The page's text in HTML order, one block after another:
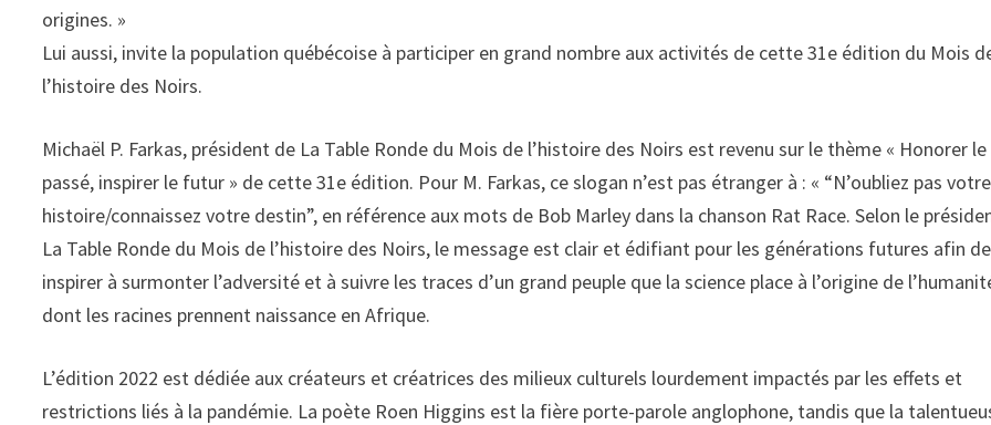
origines. »
Lui aussi, invite la population québécoise à participer en grand nombre aux activités de cette 31e édition du Mois
l’histoire des Noirs.
Michaël P. Farkas, président de La Table Ronde du Mois de l’histoire des Noirs est revenu sur le thème « Honorer le
passé, inspirer le futur » de cette 31e édition. Pour M. Farkas, ce slogan n’est pas étranger à : « “N’oubliez pas votre
histoire/connaissez votre destin”, en référence aux mots de Bob Marley dans la chanson Rat Race. Selon le
La Table Ronde du Mois de l’histoire des Noirs, le message est clair et édifiant pour les générations futures afin
inspirer à surmonter l’adversité et à suivre les traces d’un grand peuple que la science place à l’origine de
dont les racines prennent naissance en Afrique.
L’édition 2022 est dédiée aux créateurs et créatrices des milieux culturels lourdement impactés par les effets et
restrictions liés à la pandémie. La poète Roen Higgins est la fière porte-parole anglophone, tandis que la